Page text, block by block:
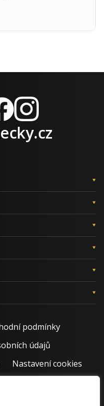
Instagram
podmínky
údajů
Nastavení cookies